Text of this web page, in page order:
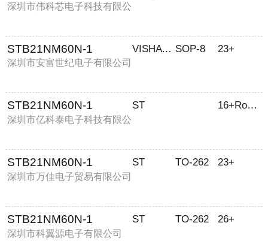
深圳市伟科芯电子科技有限公
STB21NM60N-1
深圳市安富世纪电子有限公司
VISHAY/威世 SOP-8 23+
STB21NM60N-1
深圳市亿科泰电子科技有限公
ST 16+RoHS
STB21NM60N-1
深圳市万佳电子贸易有限公司
ST TO-262 23+
STB21NM60N-1
深圳市科翼源电子有限公司
ST TO-262 26+